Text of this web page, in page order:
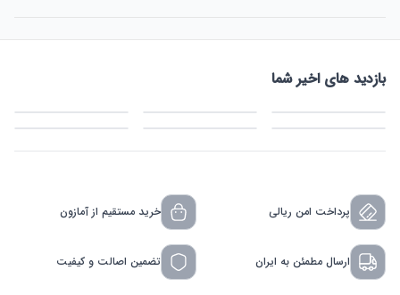
بازدید های اخیر شما
پرداخت امن ریالی خرید مستقیم از آمازون
ارسال مطمئن به ایران تضمین اصالت و کیفیت